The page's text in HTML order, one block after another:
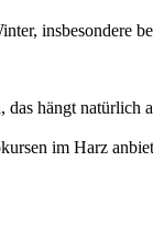
insbesondere
hängt
im Harz